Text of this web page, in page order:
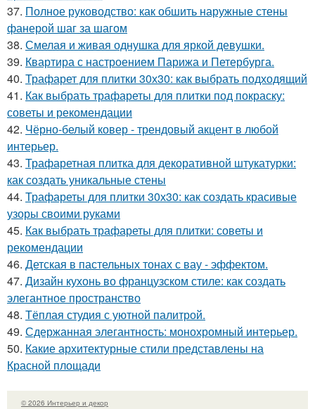
37. Полное руководство: как обшить наружные стены
фанерой шаг за шагом
38. Смелая и живая однушка для яркой девушки.
39. Квартира с настроением Парижа и Петербурга.
40. Трафарет для плитки 30х30: как выбрать подходящий
41. Как выбрать трафареты для плитки под покраску:
советы и рекомендации
42. Чёрно-белый ковер - трендовый акцент в любой
интерьер.
43. Трафаретная плитка для декоративной штукатурки:
как создать уникальные стены
44. Трафареты для плитки 30х30: как создать красивые
узоры своими руками
45. Как выбрать трафареты для плитки: советы и
рекомендации
46. Детская в пастельных тонах с вау - эффектом.
47. Дизайн кухонь во французском стиле: как создать
элегантное пространство
48. Тёплая студия с уютной палитрой.
49. Сдержанная элегантность: монохромный интерьер.
50. Какие архитектурные стили представлены на
Красной площади
© 2026 Интерьер и декор